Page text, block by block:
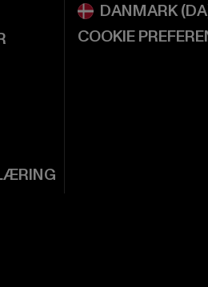
COOKIE